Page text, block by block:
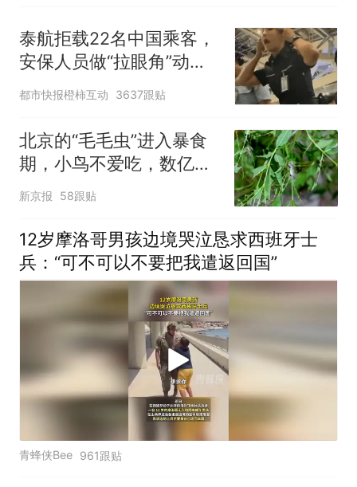
泰航拒载22名中国乘客，
安保人员做“拉眼角”动
作，泰国机场最新回应：
出；亲历者：曾承诺免费
改签但没兑现
都市快报橙柿互动 3637跟贴
北京的“毛毛虫”进入暴食
期，小鸟不爱吃，数亿头
小蜂迎战
新京报 58跟贴
12岁摩洛哥男孩边境哭泣恳求西班牙士
兵：“可不可以不要把我遣返回国”
青蜂侠Bee 961跟贴